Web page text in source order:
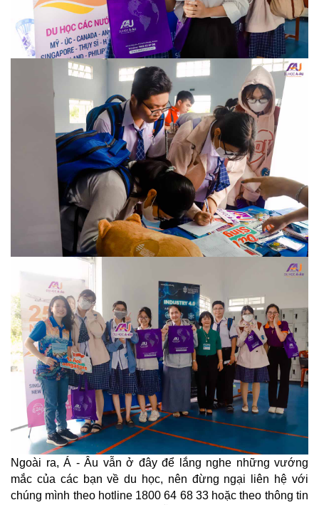
Ngoài ra, Á - Âu vẫn ở đây để lắng nghe những vướng
mắc của các bạn về du học, nên đừng ngại liên hệ với
chúng mình theo hotline 1800 64 68 33 hoặc theo thông tin